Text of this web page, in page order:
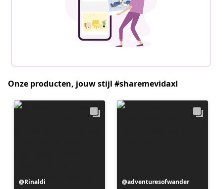
Onze producten, jouw stijl #sharemevidaxl
Bericht
Rinaldi
Bericht
adventuresofwander